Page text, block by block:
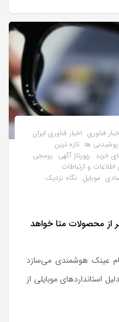
فناوری اخبار فناوری ایران
پوشیدنی ها تازه ترین
خرید رپورتاژ آگهی زومجی
اطلاعات و ارتباطات
موبایل نگاه نزدیک
محصولات متا خواهد
عینک هوشمندی می‌سازد
استانداردهای موبایلی از